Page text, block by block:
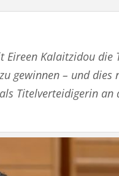
Kalaitzidou die
gewinnen – und
Titelverteidigerin an